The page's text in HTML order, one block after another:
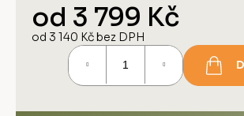
od 3 799 Kč
od 3 140 Kčbez DPH